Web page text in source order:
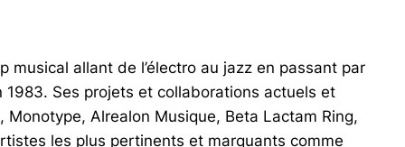
musical allant de l’électro au jazz en passant par
Ses projets et collaborations actuels et
Alrealon Musique, Beta Lactam Ring,
les plus pertinents et marquants comme